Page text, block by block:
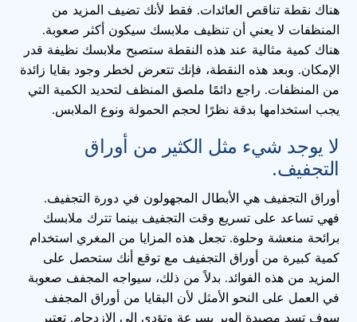
هناك نقطة تناقص العائدات. فقط لأنك تضيف المزيد من
المنظفات لا يعني أن تنظيف ملابسك سيكون أكثر صعوبة.
هناك كمية مثالية عند هذه النقطة ستصبح ملابسك نظيفة قدر
الإمكان. وبعد هذه النقطة، فإنك تتعرض لخطر وجود بقايا زائدة
من المنظفات. راجع دائمًا ملصق المنظف لتحديد الكمية التي
يجب استخدامها بدقة نظرًا لحجم الحمولة ونوع الملابس.
لا يوجد شيء مثل الكثير من أوراق
التجفيف.
أوراق التجفيف هي الأبطال المجهولون في دورة التجفيف.
فهي تساعد على تسريع وقت التجفيف بينما تترك ملابسك
برائحة منعشة وحلوة. تجعل هذه المزايا من المغري استخدام
كمية كبيرة من أوراق التجفيف مع توقع أنك ستحصل على
المزيد من هذه الفوائد. بدلاً من ذلك، سيواجه المجفف صعوبة
في العمل على النحو الأمثل لأن البقايا من أوراق المجفف
سوف تسد مصيدة الوبر بسرعة وتؤدي إلى الازدحام. تعتبر